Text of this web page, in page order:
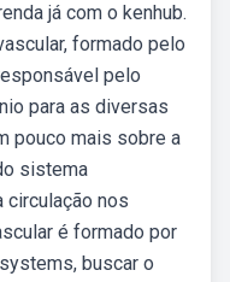
já com o kenhub.
formado pelo
pelo
para as diversas
pouco mais sobre a
sistema
circulação nos
é formado por
buscar o